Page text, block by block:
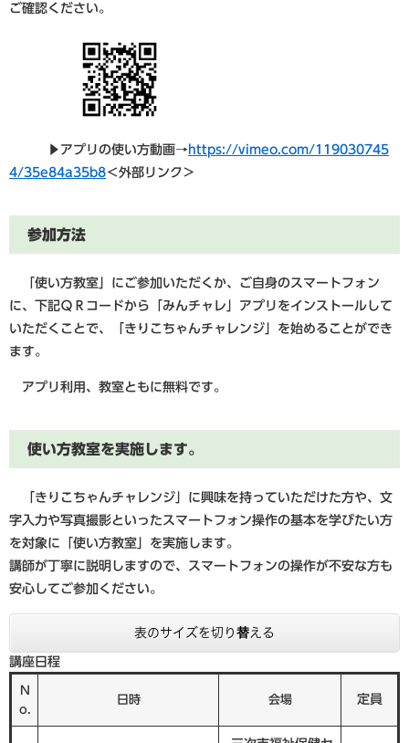
ご確認ください。
▶アプリの使い方動画→https://vimeo.com/119030745
4/35e84a35b8＜外部リンク＞
参加方法
「使い方教室」にご参加いただくか、ご自身のスマートフォン
に、下記ＱＲコードから「みんチャレ」アプリをインストールして
いただくことで、「きりこちゃんチャレンジ」を始めることができ
ます。
アプリ利用、教室ともに無料です。
使い方教室を実施します。
「きりこちゃんチャレンジ」に興味を持っていただけた方や、文
字入力や写真撮影といったスマートフォン操作の基本を学びたい方
を対象に「使い方教室」を実施します。
講師が丁寧に説明しますので、スマートフォンの操作が不安な方も
安心してご参加ください。
表のサイズを切り替える
講座日程
N
o.
日時 会場 定員